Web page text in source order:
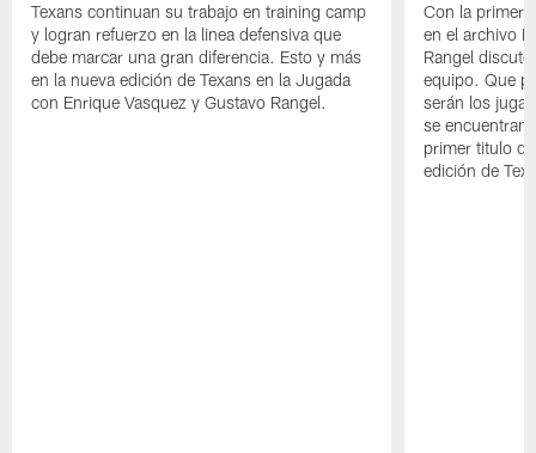
Texans continuan su trabajo en training camp
y logran refuerzo en la linea defensiva que
debe marcar una gran diferencia. Esto y más
en la nueva edición de Texans en la Jugada
con Enrique Vasquez y Gustavo Rangel.
Con la
en el archivo
Rangel
equipo. Que
serán los
se encuentran
primer titulo
edición de